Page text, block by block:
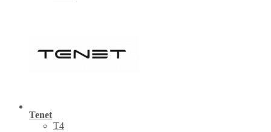
Tenet
Т4